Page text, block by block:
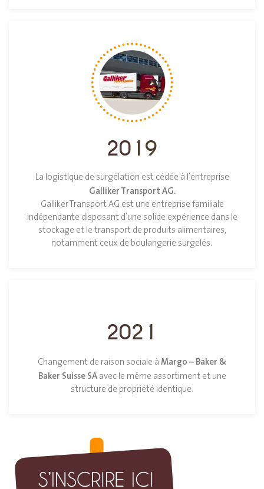
2019
La logistique de surgélation est cédée à l’entreprise
Galliker Transport AG.
Galliker Transport AG est une entreprise familiale
indépendante disposant d’une solide expérience dans le
stockage et le transport de produits alimentaires,
notamment ceux de boulangerie surgelés.
2021
Changement de raison sociale à Margo – Baker &
Baker Suisse SAavec le même assortiment et une
structure de propriété identique.